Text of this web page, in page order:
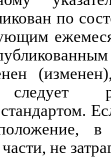
по
(изменен
следует
стандартом.
, в
части, не